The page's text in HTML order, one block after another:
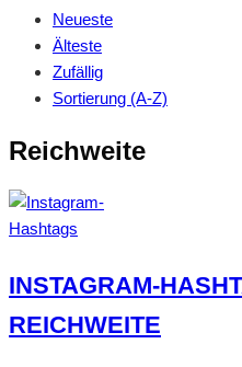
Neueste
Älteste
Zufällig
Sortierung (A-Z)
Reichweite
INSTAGRAM-
REICHWEITE